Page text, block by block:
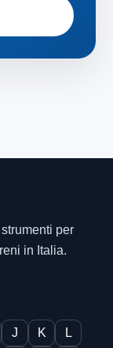
per
in Italia.
J K L